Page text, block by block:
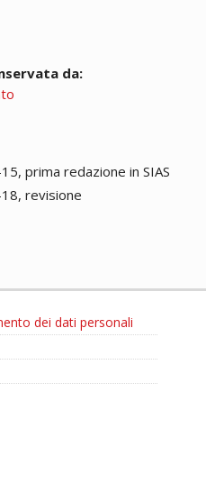
da:
prima redazione in SIAS
revisione
dei dati personali